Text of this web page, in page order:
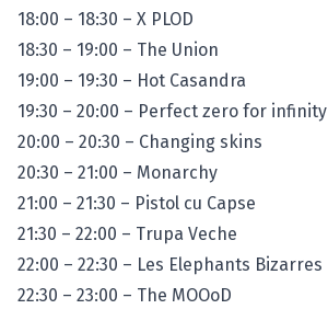
18:00 – 18:30 – X PLOD
18:30 – 19:00 – The Union
19:00 – 19:30 – Hot Casandra
19:30 – 20:00 – Perfect zero for infinity
20:00 – 20:30 – Changing skins
20:30 – 21:00 – Monarchy
21:00 – 21:30 – Pistol cu Capse
21:30 – 22:00 – Trupa Veche
22:00 – 22:30 – Les Elephants Bizarres
22:30 – 23:00 – The MOOoD